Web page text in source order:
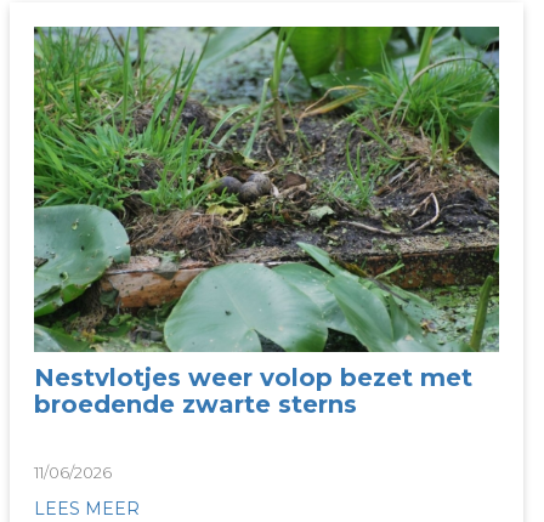
Nestvlotjes weer volop bezet met
broedende zwarte sterns
11/06/2026
LEES MEER